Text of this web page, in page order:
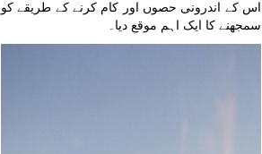
اس کے اندرونی حصوں اور کام کرنے کے طریقے کو
سمجھنے کا ایک اہم موقع دیا۔